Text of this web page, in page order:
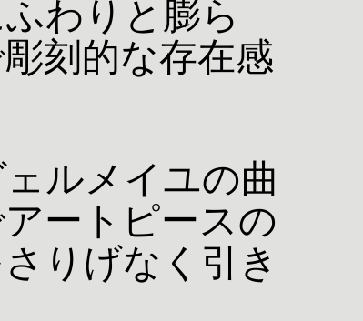
わりと膨ら
刻的な存在感
ルメイユの曲
ートピースの
りげなく引き